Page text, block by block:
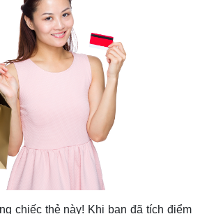
chiếc thẻ này! Khi bạn đã tích điểm